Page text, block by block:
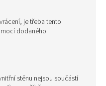
je třeba tento
dodaného
stěnu nejsou součástí